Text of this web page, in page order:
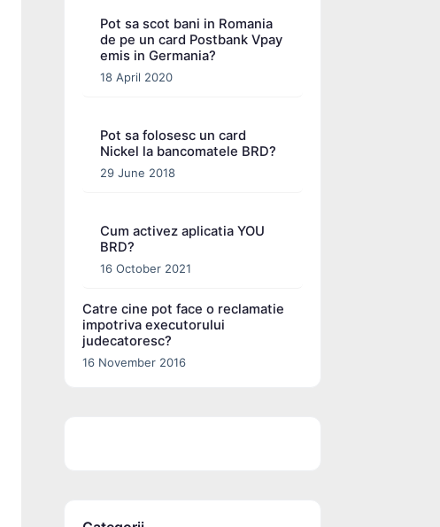
Pot sa scot bani in Romania
de pe un card Postbank Vpay
emis in Germania?
18 April 2020
Pot sa folosesc un card
Nickel la bancomatele BRD?
29 June 2018
Cum activez aplicatia YOU
BRD?
16 October 2021
Catre cine pot face o reclamatie
impotriva executorului
judecatoresc?
16 November 2016